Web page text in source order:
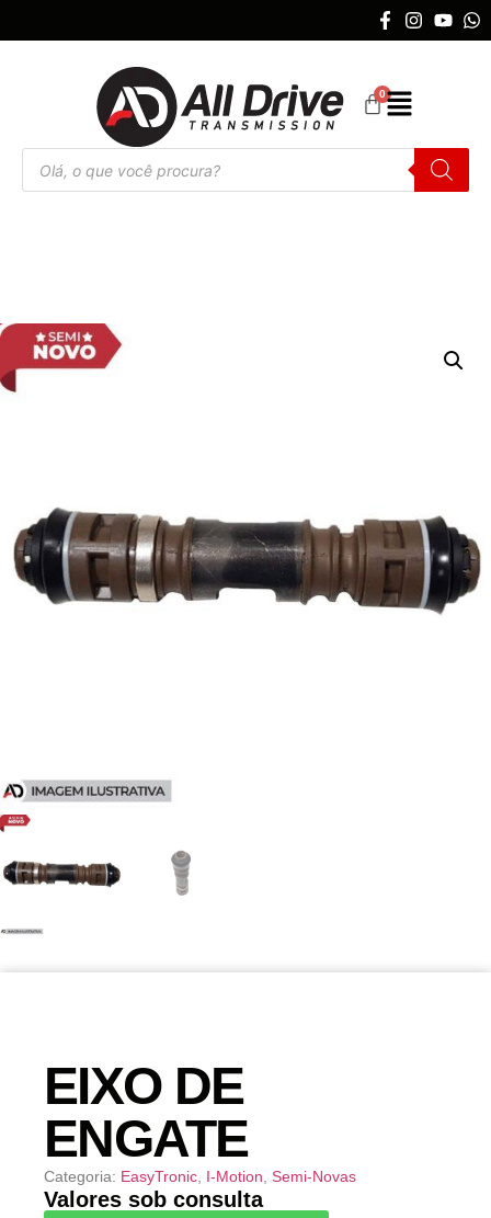
EIXO DE
ENGATE
Categoria: EasyTronic I-Motion Semi-Novas
Valores sob consulta